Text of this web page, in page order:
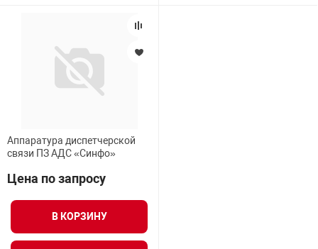
Аппаратура диспетчерской
связи ПЗ АДС «Синфо»
Цена по запросу
В КОРЗИНУ